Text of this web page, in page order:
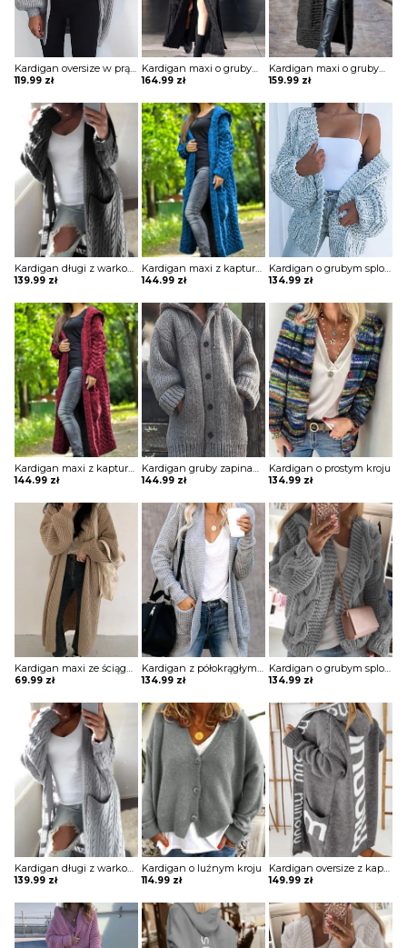
Kardigan oversize w prążki
119.99 zł
Kardigan maxi o grubym warkoczowym splocie z kołnierzem
164.99 zł
Kardigan maxi o grubym splocie z kapturem
159.99 zł
Kardigan długi z warkoczowym splotem z kieszeniami
139.99 zł
Kardigan maxi z kapturem o grubym warkoczowym splocie
144.99 zł
Kardigan o grubym splocie z szerokimi rękawami
134.99 zł
Kardigan maxi z kapturem o grubym warkoczowym splocie
144.99 zł
Kardigan gruby zapinany na guziki z kapturem
144.99 zł
Kardigan o prostym kroju
134.99 zł
Kardigan maxi ze ściągaczami przy rękawach
69.99 zł
Kardigan z półokrągłym dołem z kieszeniami
134.99 zł
Kardigan o grubym splocie
134.99 zł
Kardigan długi z warkoczowym splotem z kieszeniami
139.99 zł
Kardigan o luźnym kroju
114.99 zł
Kardigan oversize z kapturem i napisami
149.99 zł